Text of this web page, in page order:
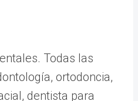
Todas las
ortodoncia,
dentista para